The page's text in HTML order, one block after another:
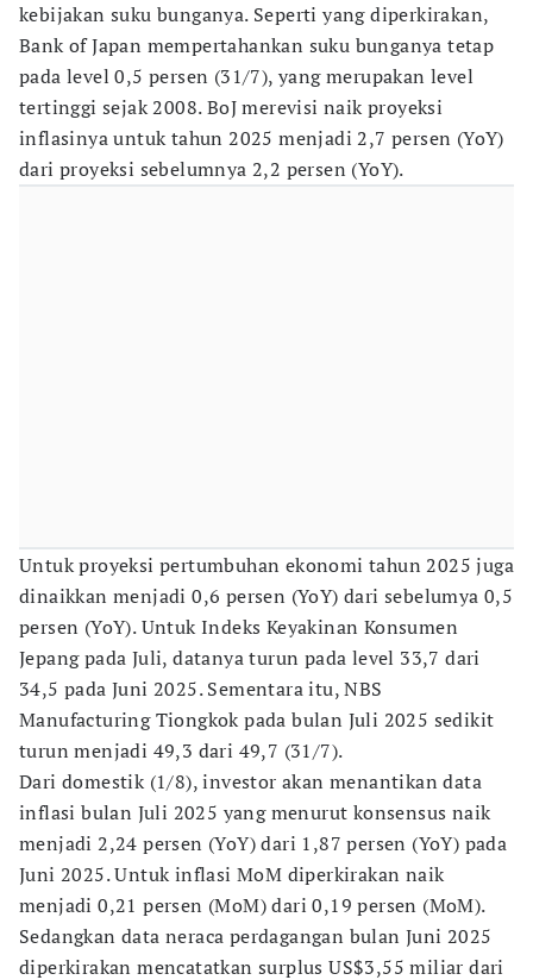
kebijakan suku bunganya. Seperti yang diperkirakan,
Bank of Japan mempertahankan suku bunganya tetap
pada level 0,5 persen (31/7), yang merupakan level
tertinggi sejak 2008. BoJ merevisi naik proyeksi
inflasinya untuk tahun 2025 menjadi 2,7 persen (YoY)
dari proyeksi sebelumnya 2,2 persen (YoY).
Untuk proyeksi pertumbuhan ekonomi tahun 2025 juga
dinaikkan menjadi 0,6 persen (YoY) dari sebelumya 0,5
persen (YoY). Untuk Indeks Keyakinan Konsumen
Jepang pada Juli, datanya turun pada level 33,7 dari
34,5 pada Juni 2025. Sementara itu, NBS
Manufacturing Tiongkok pada bulan Juli 2025 sedikit
turun menjadi 49,3 dari 49,7 (31/7).
Dari domestik (1/8), investor akan menantikan data
inflasi bulan Juli 2025 yang menurut konsensus naik
menjadi 2,24 persen (YoY) dari 1,87 persen (YoY) pada
Juni 2025. Untuk inflasi MoM diperkirakan naik
menjadi 0,21 persen (MoM) dari 0,19 persen (MoM).
Sedangkan data neraca perdagangan bulan Juni 2025
diperkirakan mencatatkan surplus US$3,55 miliar dari